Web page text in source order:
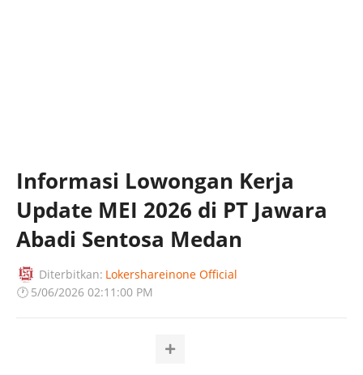
Informasi Lowongan Kerja
Update MEI 2026 di PT Jawara
Abadi Sentosa Medan
Diterbitkan: Lokershareinone Official
🕐 5/06/2026 02:11:00 PM